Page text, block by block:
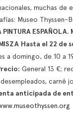
muchas de
Museo Thyssen-
ESPAÑOLA.
Hasta el 22 de
a domingo, de 10 a
General 13 €;
carné
anticipada de